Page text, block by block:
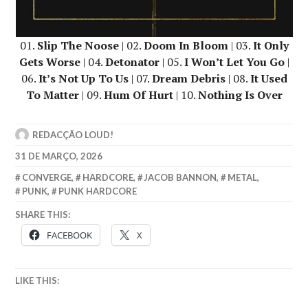
01. Slip The Noose| 02.Doom In Bloom| 03.It Only
Gets Worse| 04.Detonator| 05.I Won’t Let You Go|
06.It’s Not Up To Us| 07.Dream Debris| 08.It Used
To Matter| 09.Hum Of Hurt| 10.Nothing Is Over
REDACÇÃO LOUD!
31 DE MARÇO, 2026
CONVERGE, HARDCORE, JACOB BANNON, METAL,
PUNK, PUNK HARDCORE
SHARE THIS:
FACEBOOK X
LIKE THIS: